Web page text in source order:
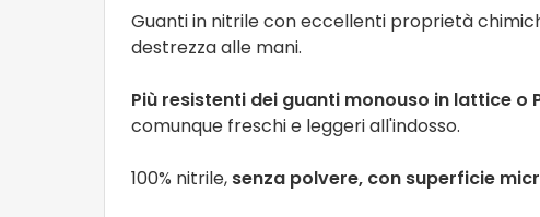
Guanti in nitrile con eccellenti proprietà
destrezza alle mani.
Più resistenti dei guanti monouso in lattice o
comunque freschi e leggeri all'indosso.
100% nitrile, senza polvere, con superficie